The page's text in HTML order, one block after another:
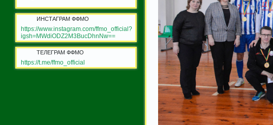
ИНСТАГРАМ ФФМО
https://www.instagram.com/ffmo_official?
igsh=MWdiODZ2M3BucDhnNw==
ТЕЛЕГРАМ ФФМО
https://t.me/ffmo_official